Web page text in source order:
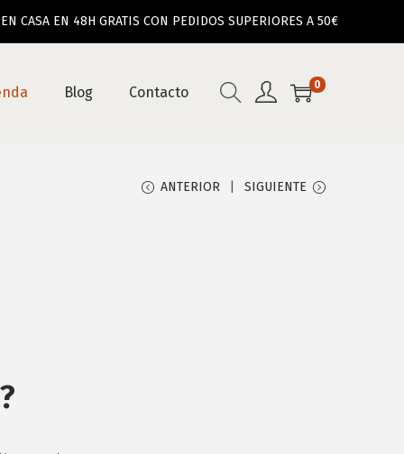
EN 48H GRATIS CON PEDIDOS SUPERIORES A 50€
Blog Contacto 0
ANTERIOR SIGUIENTE